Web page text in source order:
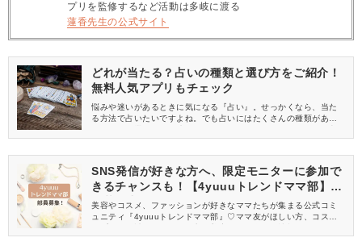
プリを監修するなど活動は多岐に渡る
蓮香先生の公式サイト
どれが当たる？占いの種類と選び方をご紹介！
無料人気アプリもチェック
悩みや迷いがあるときに気になる『占い』。せっかくなら、当た
る方法で占いたいですよね。でも占いにはたくさんの種類があ
いの種類と選び方をご紹介！あわせて人気の無料アプリとウェブ
SNS発信が好きな方へ、限定モニターに参加で
きるチャンスも！【4yuuuトレンドママ部】部
員募集中
美容やコスメ、ファッションが好きなママたちが集まる公式コミ
ュニティ『4yuuuトレンドママ部』♡ママ友がほしい方、コスメサ
信してくれる方を募集しています！